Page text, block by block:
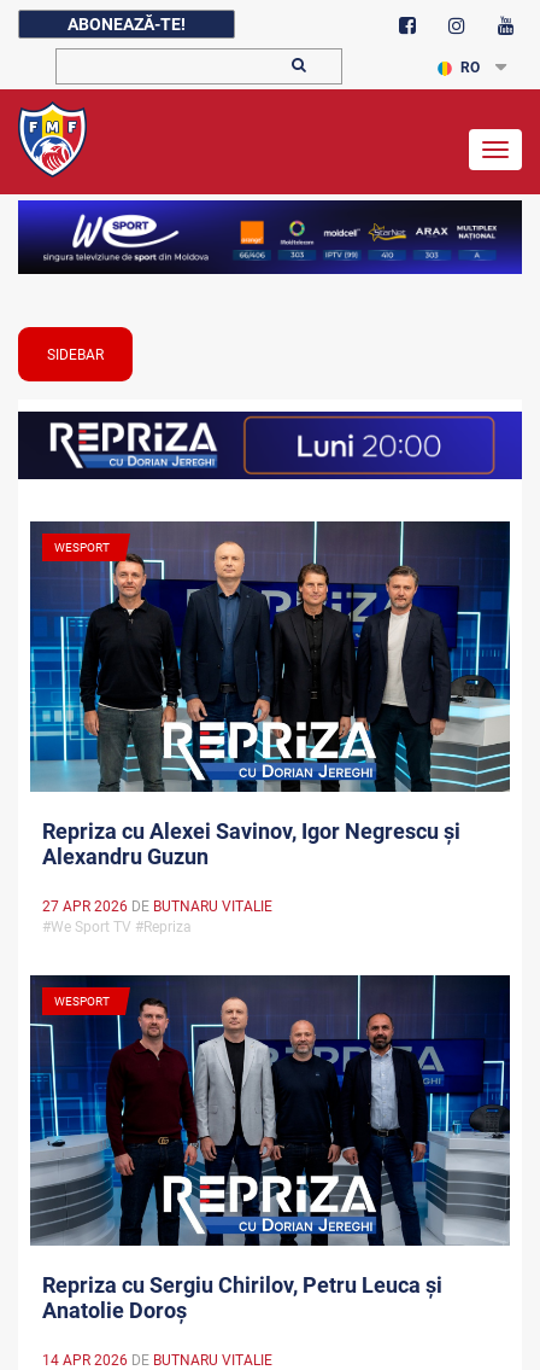
ABONEAZĂ-TE!
RO
SIDEBAR
WESPORT
Repriza cu Alexei Savinov, Igor Negrescu și
Alexandru Guzun
27 APR 2026 DE BUTNARU VITALIE
#We Sport TV #Repriza
WESPORT
Repriza cu Sergiu Chirilov, Petru Leuca și
Anatolie Doroș
14 APR 2026 DE BUTNARU VITALIE